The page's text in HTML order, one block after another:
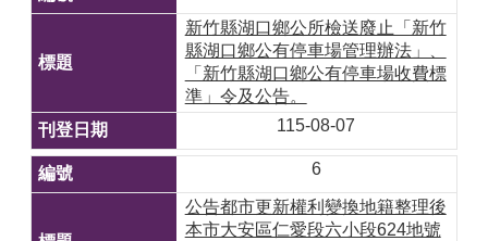
新竹縣湖口鄉公所檢送廢止「新竹
縣湖口鄉公有停車場管理辦法」、
「新竹縣湖口鄉公有停車場收費標
準」令及公告。
115-08-07
6
公告都市更新權利變換地籍整理後
本市大安區仁愛段六小段624地號